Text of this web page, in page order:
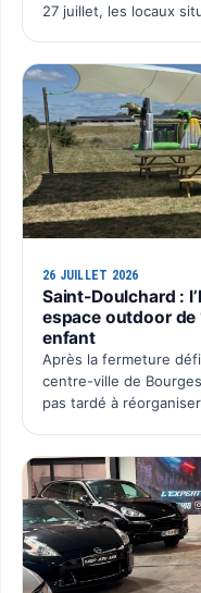
27 juillet, les locaux
26 JUILLET 2026
Saint-Doulchard :
espace outdoor de
enfant
Après la fermeture
centre-ville de Bourges,
pas tardé à